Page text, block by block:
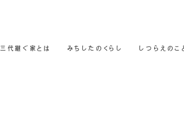
三代継ぐ家とは みちしたのくらし しつらえのこ